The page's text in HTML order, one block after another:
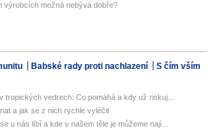
výrobcích možná nebývá dobře?
Babské rady proti nachlazení
S čím vším
tropických vedrech: Co pomáhá a kdy už riskuj...
a jak se z nich rychle vyléčit
u nás líbí a kde v našem těle je můžeme nají...